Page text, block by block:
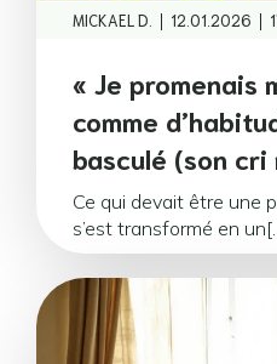
MICKAEL D. | 12.01.2026 |
« Je promenais
comme
basculé (son cri
Ce qui devait être une
s’est transformé en